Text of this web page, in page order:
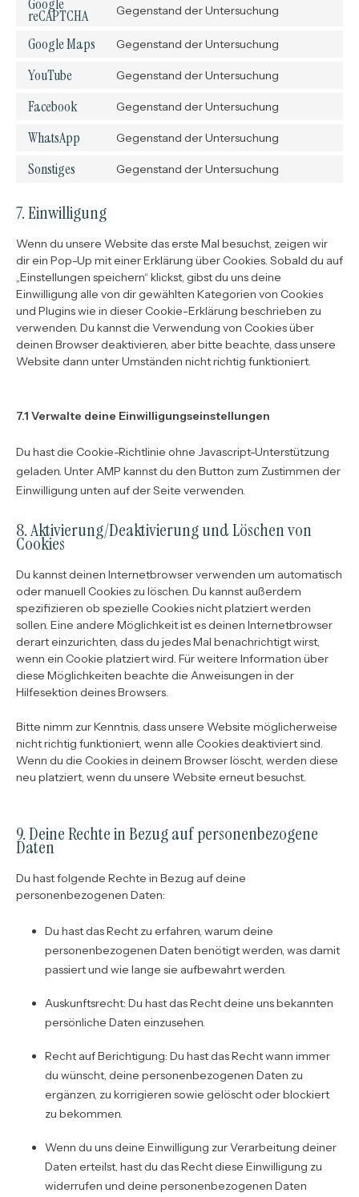
Google
reCAPTCHA Gegenstand der Untersuchung
Google Maps Gegenstand der Untersuchung
YouTube Gegenstand der Untersuchung
Facebook Gegenstand der Untersuchung
WhatsApp Gegenstand der Untersuchung
Sonstiges Gegenstand der Untersuchung
7. Einwilligung
Wenn du unsere Website das erste Mal besuchst, zeigen wir
dir ein Pop-Up mit einer Erklärung über Cookies. Sobald du auf
„Einstellungen speichern“ klickst, gibst du uns deine
Einwilligung alle von dir gewählten Kategorien von Cookies
und Plugins wie in dieser Cookie-Erklärung beschrieben zu
verwenden. Du kannst die Verwendung von Cookies über
deinen Browser deaktivieren, aber bitte beachte, dass unsere
Website dann unter Umständen nicht richtig funktioniert.
7.1 Verwalte deine Einwilligungseinstellungen
Du hast die Cookie-Richtlinie ohne Javascript-Unterstützung
geladen. Unter AMP kannst du den Button zum Zustimmen der
Einwilligung unten auf der Seite verwenden.
8. Aktivierung/Deaktivierung und Löschen von
Cookies
Du kannst deinen Internetbrowser verwenden um automatisch
oder manuell Cookies zu löschen. Du kannst außerdem
spezifizieren ob spezielle Cookies nicht platziert werden
sollen. Eine andere Möglichkeit ist es deinen Internetbrowser
derart einzurichten, dass du jedes Mal benachrichtigt wirst,
wenn ein Cookie platziert wird. Für weitere Information über
diese Möglichkeiten beachte die Anweisungen in der
Hilfesektion deines Browsers.
Bitte nimm zur Kenntnis, dass unsere Website möglicherweise
nicht richtig funktioniert, wenn alle Cookies deaktiviert sind.
Wenn du die Cookies in deinem Browser löscht, werden diese
neu platziert, wenn du unsere Website erneut besuchst.
9. Deine Rechte in Bezug auf personenbezogene
Daten
Du hast folgende Rechte in Bezug auf deine
personenbezogenen Daten:
Du hast das Recht zu erfahren, warum deine
personenbezogenen Daten benötigt werden, was damit
passiert und wie lange sie aufbewahrt werden.
Auskunftsrecht: Du hast das Recht deine uns bekannten
persönliche Daten einzusehen.
Recht auf Berichtigung: Du hast das Recht wann immer
du wünscht, deine personenbezogenen Daten zu
ergänzen, zu korrigieren sowie gelöscht oder blockiert
zu bekommen.
Wenn du uns deine Einwilligung zur Verarbeitung deiner
Daten erteilst, hast du das Recht diese Einwilligung zu
widerrufen und deine personenbezogenen Daten